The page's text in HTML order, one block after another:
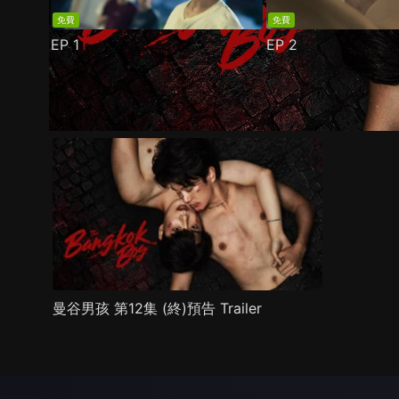
免費
EP1
免費
EP2
預告 劇照 推薦影片 劇情介紹
曼谷男孩 第12集 (終)預告 Trailer